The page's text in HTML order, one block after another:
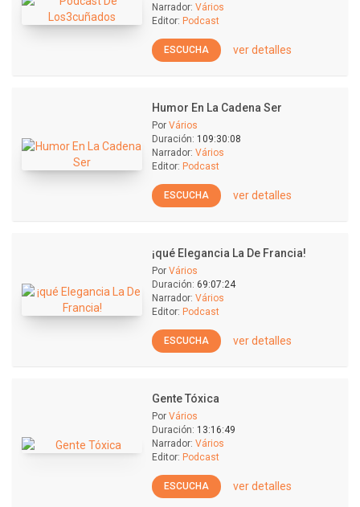
Narrador: Vários
Editor: Podcast
ESCUCHA ver detalles
Humor En La Cadena Ser
Por Vários
Duración: 109:30:08
Narrador: Vários
Editor: Podcast
ESCUCHA ver detalles
¡qué Elegancia La De Francia!
Por Vários
Duración: 69:07:24
Narrador: Vários
Editor: Podcast
ESCUCHA ver detalles
Gente Tóxica
Por Vários
Duración: 13:16:49
Narrador: Vários
Editor: Podcast
ESCUCHA ver detalles